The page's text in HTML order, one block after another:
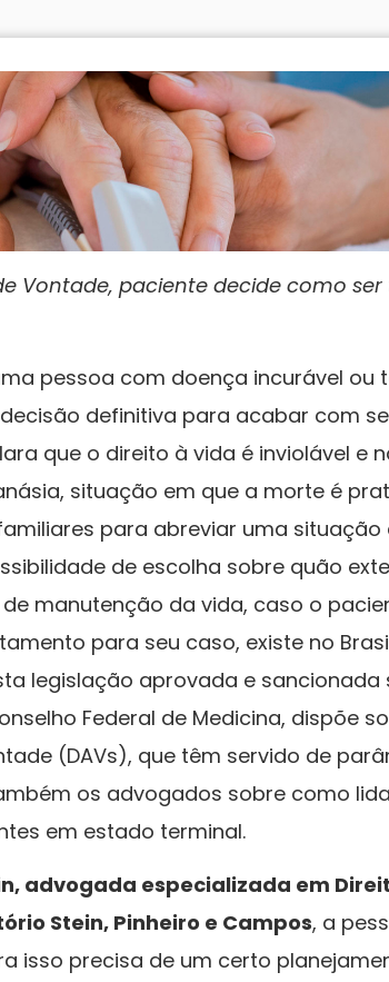
Vontade, paciente decide como
pessoa com doença incurável ou
definitiva para acabar com
que o direito à vida é inviolável e
situação em que a morte é
para abreviar uma situação
de escolha sobre quão
manutenção da vida, caso o
para seu caso, existe no
legislação aprovada e sancionada
Federal de Medicina, dispõe
(DAVs), que têm servido de
os advogados sobre como
em estado terminal.
advogada especializada em
Stein, Pinheiro e Campos, a
isso precisa de um certo